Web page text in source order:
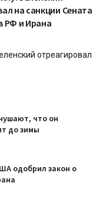
на санкции Сената
РФ и Ирана
отреагировал
что он
до зимы
одобрил закон о